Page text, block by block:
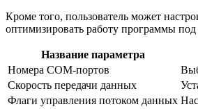
Кроме того, пользователь может
оптимизировать работу программы под
Название параметра
Номера COM-портов
Скорость передачи данных
Флаги управления потоком данных